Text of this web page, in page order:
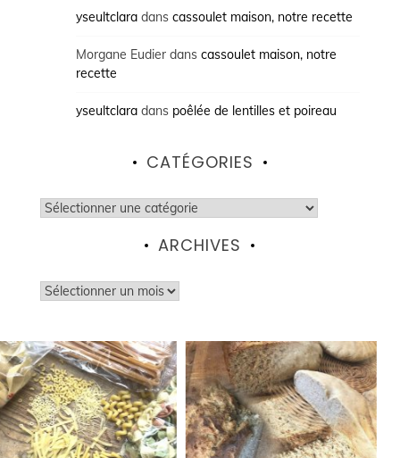
yseultclaradans cassoulet maison, notre recette
Morgane Eudierdans cassoulet maison, notre
recette
yseultclaradans poêlée de lentilles et poireau
CATÉGORIES
Catégories
ARCHIVES
Archives